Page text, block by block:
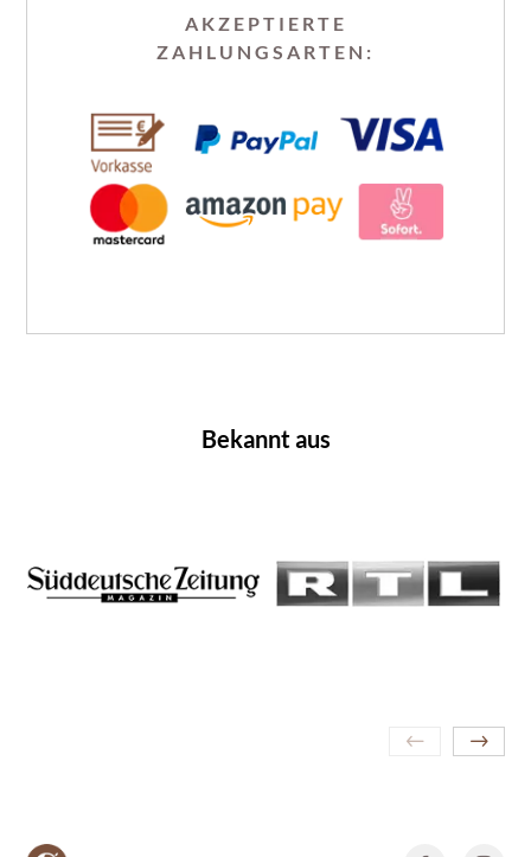
AKZEPTIERTE
ZAHLUNGSARTEN:
Bekannt aus